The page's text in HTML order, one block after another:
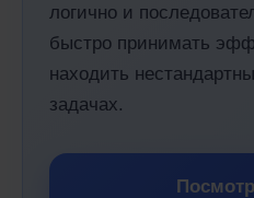
логично и
быстро принимать
находить
задачах.